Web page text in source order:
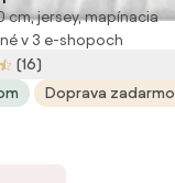
cm, jersey, mapínacia
v 3 e-shopoch
(16)
Doprava zadarmo